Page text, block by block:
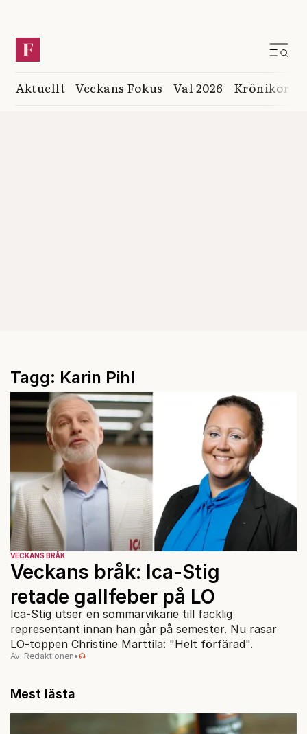
Aktuellt Veckans Fokus Val 2026 Krönikor
Tagg: Karin Pihl
VECKANS BRÅK
Veckans bråk: Ica-Stig
retade gallfeber på LO
Ica-Stig utser en sommarvikarie till facklig
representant innan han går på semester. Nu rasar
LO-toppen Christine Marttila: "Helt förfärad".
Av: Redaktionen•
Mest lästa